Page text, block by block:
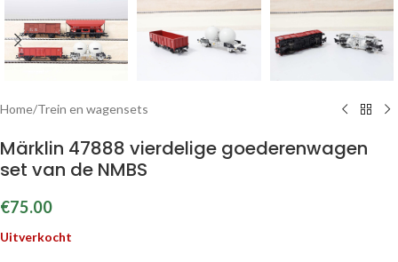
Home/Trein en wagensets
Märklin 47888 vierdelige goederenwagen
set van de NMBS
€75.00
Uitverkocht